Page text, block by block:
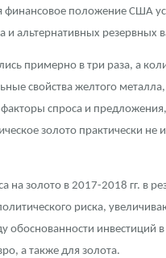
финансовое положение США
альтернативных резервных
примерно в три раза, а
свойства желтого
спроса и
золото практически
золото в 2017-2018 гг. в
риска,
обоснованности
а также для золота.